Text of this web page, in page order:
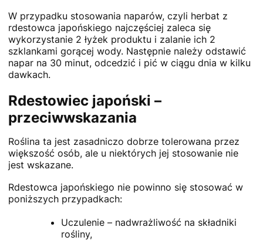
W przypadku stosowania naparów, czyli herbat z
rdestowca japońskiego najczęściej zaleca się
wykorzystanie 2 łyżek produktu i zalanie ich 2
szklankami gorącej wody. Następnie należy odstawić
napar na 30 minut, odcedzić i pić w ciągu dnia w kilku
dawkach.
Rdestowiec japoński –
przeciwwskazania
Roślina ta jest zasadniczo dobrze tolerowana przez
większość osób, ale u niektórych jej stosowanie nie
jest wskazane.
Rdestowca japońskiego nie powinno się stosować w
poniższych przypadkach:
Uczulenie – nadwrażliwość na składniki
rośliny,